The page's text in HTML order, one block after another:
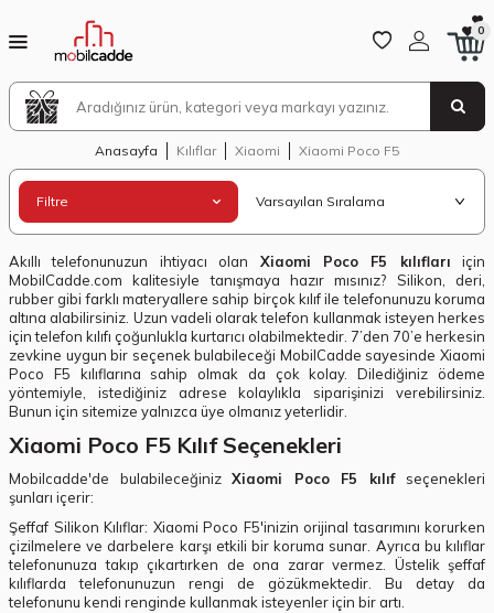
0
Anasayfa Kılıflar Xiaomi Xiaomi Poco F5
Filtre
Akıllı telefonunuzun ihtiyacı olan Xiaomi Poco F5 kılıfları için
MobilCadde.com kalitesiyle tanışmaya hazır mısınız? Silikon, deri,
rubber gibi farklı materyallere sahip birçok kılıf ile telefonunuzu koruma
altına alabilirsiniz. Uzun vadeli olarak telefon kullanmak isteyen herkes
için telefon kılıfı çoğunlukla kurtarıcı olabilmektedir. 7’den 70’e herkesin
zevkine uygun bir seçenek bulabileceği MobilCadde sayesinde Xiaomi
Poco F5 kılıflarına sahip olmak da çok kolay. Dilediğiniz ödeme
yöntemiyle, istediğiniz adrese kolaylıkla siparişinizi verebilirsiniz.
Bunun için sitemize yalnızca üye olmanız yeterlidir.
Xiaomi Poco F5 Kılıf Seçenekleri
Mobilcadde'de bulabileceğiniz Xiaomi Poco F5 kılıf seçenekleri
şunları içerir:
Şeffaf Silikon Kılıflar: Xiaomi Poco F5'inizin orijinal tasarımını korurken
çizilmelere ve darbelere karşı etkili bir koruma sunar. Ayrıca bu kılıflar
telefonunuza takıp çıkartırken de ona zarar vermez. Üstelik şeffaf
kılıflarda telefonunuzun rengi de gözükmektedir. Bu detay da
telefonunu kendi renginde kullanmak isteyenler için bir artı.